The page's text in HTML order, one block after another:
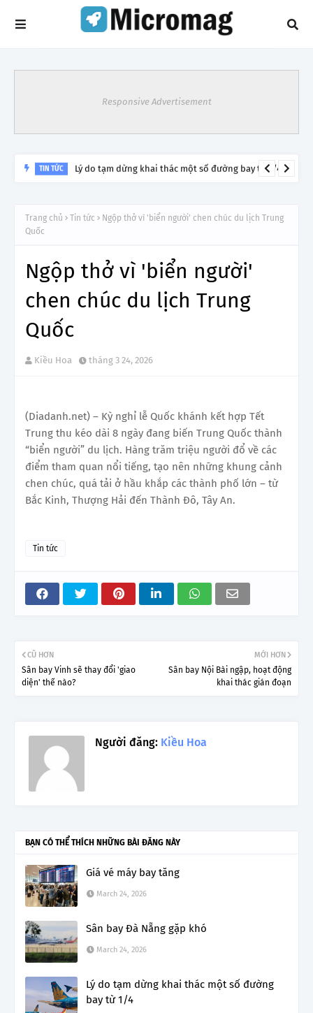
Responsive Advertisement
TIN TỨC Lý do tạm dừng khai thác một số đường bay từ 1/4
Trang chủ Tin tức
Ngộp thở vì 'biển người' chen chúc du lịch Trung
Quốc
Ngộp thở vì 'biển người'
chen chúc du lịch Trung
Quốc
Kiều Hoa tháng 3 24, 2026
(Diadanh.net) – Kỳ nghỉ lễ Quốc khánh kết hợp Tết
Trung thu kéo dài 8 ngày đang biến Trung Quốc thành
“biển người” du lịch. Hàng trăm triệu người đổ về các
điểm tham quan nổi tiếng, tạo nên những khung cảnh
chen chúc, quá tải ở hầu khắp các thành phố lớn – từ
Bắc Kinh, Thượng Hải đến Thành Đô, Tây An.
Tin tức
MỚI HƠN
Sân bay Nội Bài ngập, hoạt động
khai thác gián đoạn
CŨ HƠN
Sân bay Vinh sẽ thay đổi 'giao
diện' thế nào?
Người đăng: Kiều Hoa
BẠN CÓ THỂ THÍCH NHỮNG BÀI ĐĂNG NÀY
Giá vé máy bay tăng
March 24, 2026
Sân bay Đà Nẵng gặp khó
March 24, 2026
Lý do tạm dừng khai thác một số đường
bay từ 1/4